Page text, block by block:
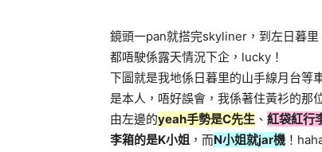
鏡頭一pan就搭完skyliner，到左日暮
都唔駛係露天情況下企，lucky！
下圖就是我地係日暮里的山手線月台等
是本人，唔好誤會，我係著住黃衫的那
由左邊的yeah手勢是C先生 、 紅袋紅行
李箱的是K小姐 ，而N小姐就jar機 ！